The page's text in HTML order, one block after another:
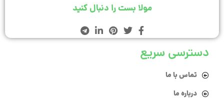
مولا بست را دنبال کنید
دسترسی سریع
تماس با ما
درباره ما